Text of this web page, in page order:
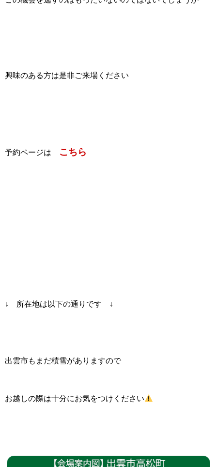
興味のある方は是非ご来場ください
予約ページは こちら
↓ 所在地は以下の通りです ↓
出雲市もまだ積雪がありますので
お越しの際は十分にお気をつけください